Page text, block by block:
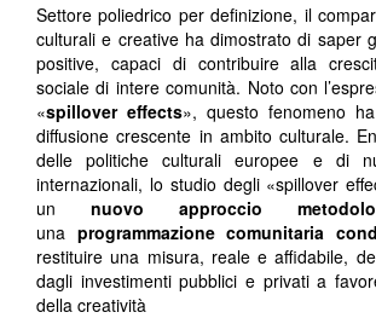
Settore poliedrico per definizione, il
culturali e creative ha dimostrato di saper
positive, capaci di contribuire alla
sociale di intere comunità. Noto con
«spillover effects», questo fenomeno
diffusione crescente in ambito culturale.
delle politiche culturali europee e di
internazionali, lo studio degli «spillover
un nuovo approccio
una programmazione comunitaria
restituire una misura, reale e affidabile,
dagli investimenti pubblici e privati a
della creatività